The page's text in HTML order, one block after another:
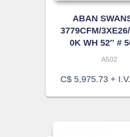
ABAN
3779CFM/
0K WH 52″ #
A502
C$ 5,975.73 +